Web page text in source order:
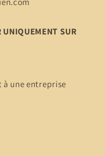
UNIQUEMENT SUR
une entreprise